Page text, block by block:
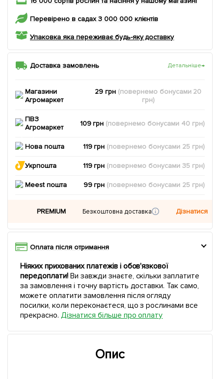
Перевірено в садах 3 000 000 клієнтів
Упаковка яка переживає будь-яку доставку
Доставка замовлень Детальніше→
Магазини
Агромаркет
29 грн (повернемобонусами 20
грн)
ПВЗ
Агромаркет
109 грн (повернемо бонусами 40 грн)
Нова пошта 119 грн (повернемо бонусами 25 грн)
Укрпошта 119 грн (повернемо бонусами35 грн)
Meest пошта 99 грн (повернемо бонусами 25 грн)
PREMIUM Безкоштовна доставка Дізнатися
Оплата після отримання
Ніяких прихованих платежів і обов'язкової
передоплати!Ви завжди знаєте, скільки заплатите
за замовлення і точну вартість доставки. Так само,
можете оплатити замовлення після огляду
посилки, коли переконаєтеся, що з рослинами все
прекрасно. Дізнатися більше про оплату
Опис